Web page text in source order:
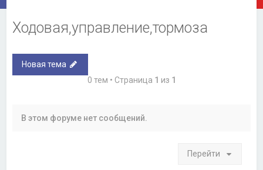
Ходовая,управление,тормоза
Новая тема
0 тем • Страница 1 из 1
В этом форуме нет сообщений.
Перейти